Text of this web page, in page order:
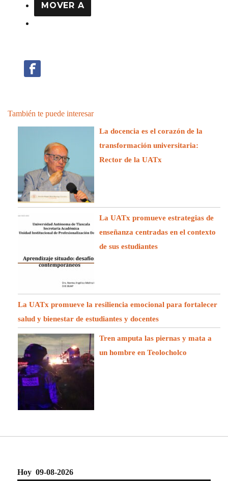
MOVER A
También te puede interesar
La docencia es el corazón de la
transformación universitaria:
Rector de la UATx
La UATx promueve estrategias de
enseñanza centradas en el contexto
de sus estudiantes
La UATx promueve la resiliencia emocional para fortalecer
salud y bienestar de estudiantes y docentes
Tren amputa las piernas y mata a
un hombre en Teolocholco
Hoy 09-08-2026